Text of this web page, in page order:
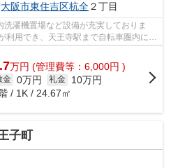
大阪市東住吉区杭全２丁目
濯機置場など設備が充実しておりま
万円 (管理費等：6,000円 )
金 0万円 礼金
10万円
/ 1K / 24.67㎡
子町